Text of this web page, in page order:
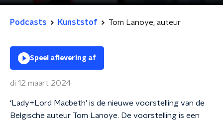
Podcasts Kunststof Tom Lanoye, auteur
Speel aflevering af
di 12 maart 2024
‘Lady+Lord Macbeth’ is de nieuwe voorstelling van de
Belgische auteur Tom Lanoye. De voorstelling is een